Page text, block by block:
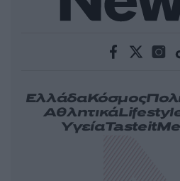
ΕλλάδαΚόσμος
Αθλητικά
ΥγείαTasteit